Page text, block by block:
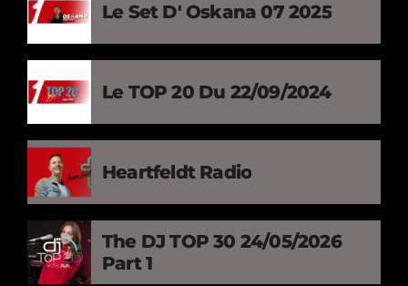
Le Set D' Oskana 07 2025
Le TOP 20 Du 22/09/2024
Heartfeldt Radio
The DJ TOP 30 24/05/2026
Part 1